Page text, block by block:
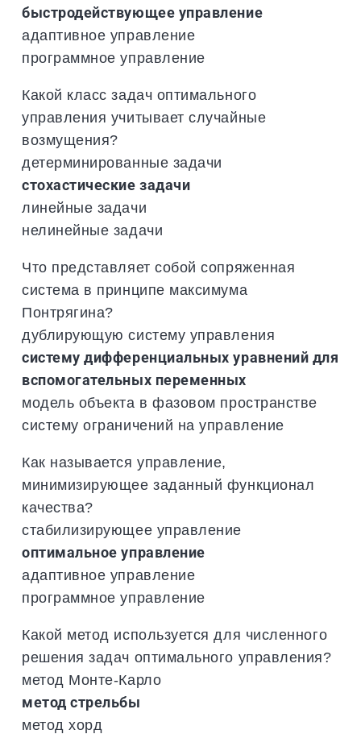
быстродействующее управление
адаптивное управление
программное управление
Какой класс задач оптимального
управления учитывает случайные
возмущения?
детерминированные задачи
стохастические задачи
линейные задачи
нелинейные задачи
Что представляет собой сопряженная
система в принципе максимума
Понтрягина?
дублирующую систему управления
систему дифференциальных уравнений для
вспомогательных переменных
модель объекта в фазовом пространстве
систему ограничений на управление
Как называется управление,
минимизирующее заданный функционал
качества?
стабилизирующее управление
оптимальное управление
адаптивное управление
программное управление
Какой метод используется для численного
решения задач оптимального управления?
метод Монте-Карло
метод стрельбы
метод хорд